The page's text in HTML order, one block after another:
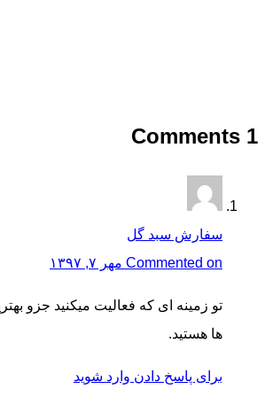
1 Comments
سفارش سبد گل
Commented on مهر ۷, ۱۳۹۷
تو زمینه ای که فعالیت میکنید جزو
ها هستید.
برای پاسخ دادن وارد شوید